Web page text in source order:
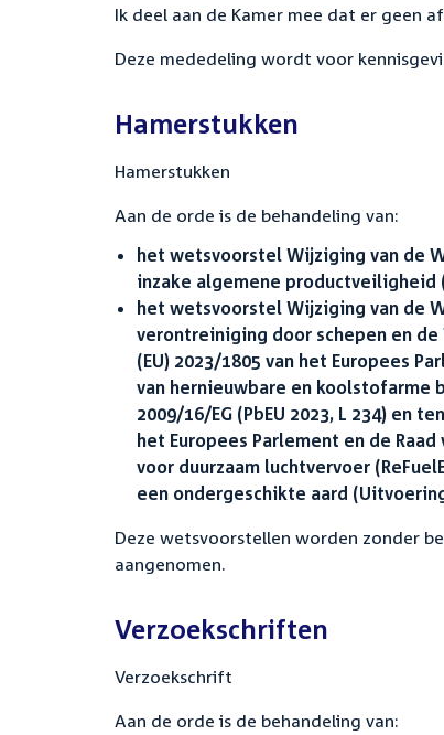
Ik deel aan de Kamer mee dat er geen
Deze mededeling wordt voor
Hamerstukken
Hamerstukken
Aan de orde is de behandeling van:
het wetsvoorstel Wijziging van de
inzake algemene productveiligheid
het wetsvoorstel Wijziging van de
verontreiniging door schepen en
(EU) 2023/1805 van het Europees
van hernieuwbare en koolstofarme
2009/16/EG (PbEU 2023, L 234) en
het Europees Parlement en de
voor duurzaam luchtvervoer
een ondergeschikte aard
Deze wetsvoorstellen worden zonder
aangenomen.
Verzoekschriften
Verzoekschrift
Aan de orde is de behandeling van: